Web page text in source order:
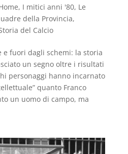
, I mitici anni '80, Le
della Provincia,
del Calcio
e fuori dagli schemi: la storia
un segno oltre i risultati
personaggi hanno incarnato
quanto Franco
un uomo di campo, ma